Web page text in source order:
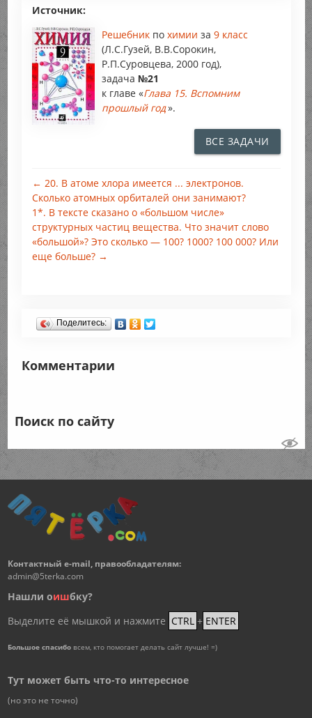
Источник:
Решебник по химии за 9 класс
(Л.С.Гузей, В.В.Сорокин,
Р.П.Суровцева, 2000 год),
задача №21
к главе «Глава 15. Вспомним
прошлый год».
ВСЕ ЗАДАЧИ
← 20. В атоме хлора имеется ... электронов.
Сколько атомных орбиталей они занимают?
1*. В тексте сказано о «большом числе»
структурных частиц вещества. Что значит слово
«большой»? Это сколько — 100? 1000? 100 000? Или
еще больше? →
Поделитесь:
Комментарии
Поиск по сайту
Контактный e-mail, правообладателям:
admin@5terka.com
Нашли оишбку?
Выделите её мышкой и нажмите CTRL + ENTER
Большое спасибовсем, кто помогает делать сайт лучше! =)
Тут может быть что-то интересное
(но это не точно)